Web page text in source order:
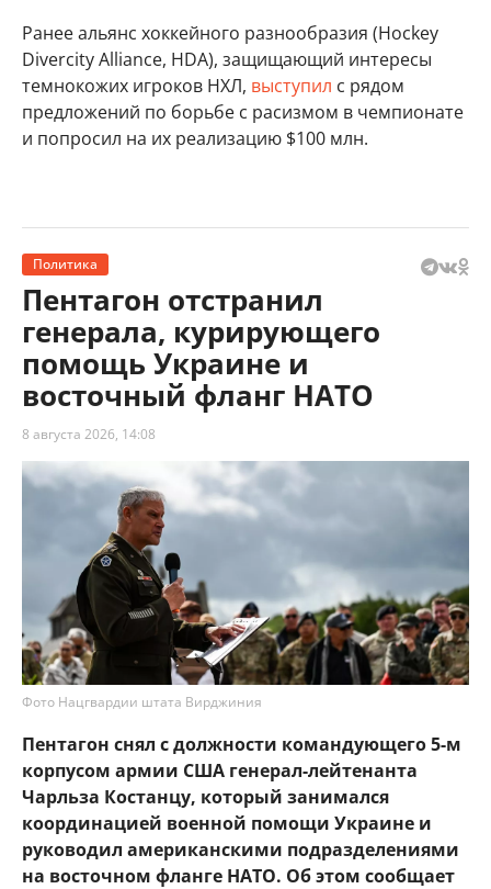
Ранее альянс хоккейного разнообразия (Hockey
Divercity Alliance, HDA), защищающий интересы
темнокожих игроков НХЛ, выступил с рядом
предложений по борьбе с расизмом в чемпионате
и попросил на их реализацию $100 млн.
Политика
Пентагон отстранил
генерала, курирующего
помощь Украине и
восточный фланг НАТО
8 августа 2026, 14:08
Фото Нацгвардии штата Вирджиния
Пентагон снял с должности командующего 5-м
корпусом армии США генерал-лейтенанта
Чарльза Костанцу, который занимался
координацией военной помощи Украине и
руководил американскими подразделениями
на восточном фланге НАТО. Об этом сообщает